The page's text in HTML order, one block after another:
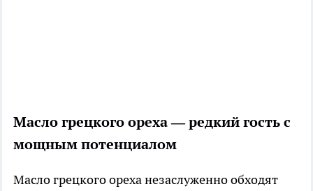
Масло грецкого ореха — редкий гость с
мощным потенциалом
Масло грецкого ореха незаслуженно обходят